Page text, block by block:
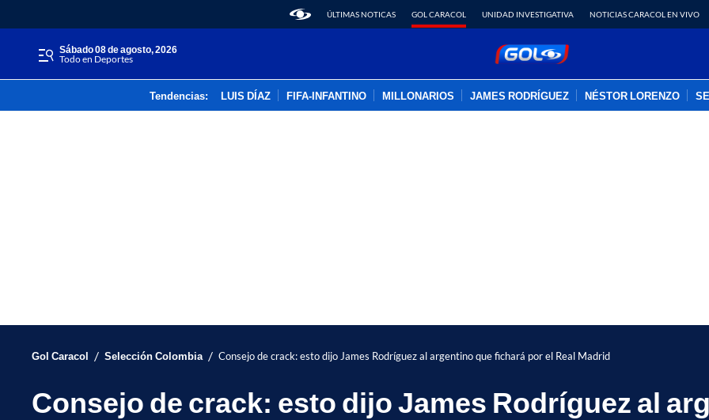
ÚLTIMAS NOTICAS GOL CARACOL UNIDAD INVESTIGATIVA NOTICIAS CARACOL EN VIVO
sábado 08 de agosto, 2026
Todo en Deportes
Tendencias: LUIS DÍAZ FIFA-INFANTINO MILLONARIOS JAMES RODRÍGUEZ NÉSTOR LORENZO
Gol Caracol / Selección Colombia / Consejo de crack: esto dijo James Rodríguez al argentino que fichará por el Real Madrid
Consejo de crack: esto dijo James Rodríguez al